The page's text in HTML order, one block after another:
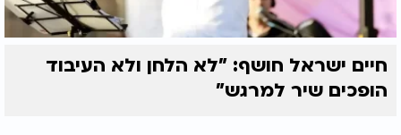
ה.
חיים ישראל חושף: "לא הלחן ולא העיבוד
הופכים שיר למרגש"